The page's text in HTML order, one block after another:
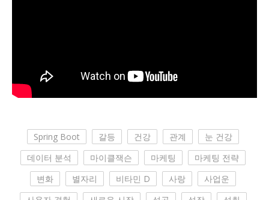
Spring Boot 갈등 건강 관계
눈 건강
데이터 분석
마이클잭슨 마케팅
마케팅 전략
변화
별자리 비타민 D 사랑
사업운